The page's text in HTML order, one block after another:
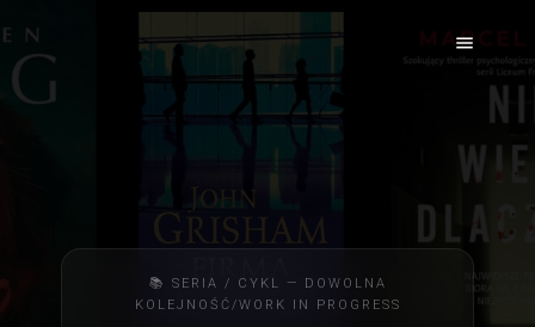
📚 SERIA / CYKL — DOWOLNA
KOLEJNOŚĆ/WORK IN PROGRESS